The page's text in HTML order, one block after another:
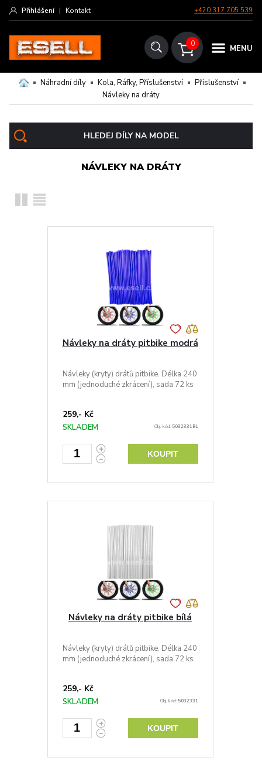
+420 317 705 539
Přihlášení | Kontakt
MENU
0
Náhradní díly Kola, Ráfky, Příslušenství
Příslušenství
Návleky na dráty
HLEDEJ DÍLY NA MODEL
NÁVLEKY NA DRÁTY
Návleky na dráty pitbike modrá
Návleky (kryty) drátů pitbike. Délka 240
mm (jednoduché zkrácení), sada 72 ks
259,- Kč
SKLADEM Obj. kód: 5032331BL
KOUPIT
Návleky na dráty pitbike bílá
Návleky (kryty) drátů pitbike. Délka 240
mm (jednoduché zkrácení), sada 72 ks
259,- Kč
SKLADEM Obj. kód: 5032331
KOUPIT